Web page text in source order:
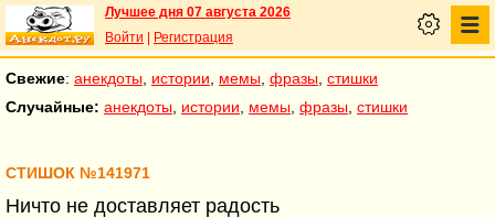
Лучшее дня 07 августа 2026
Войти
Регистрация
Свежие: анекдоты истории мемы фразы стишки
Случайные: анекдоты истории мемы фразы стишки
СТИШОК №141971
Ничто не доставляет радость